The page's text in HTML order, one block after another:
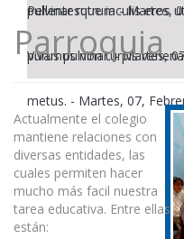
pulvinar rutrum-Martes,
Pellentesque iaculis eros
purus pulvinar.-Martes,
Vivamus non turpis
metus. - Martes, 07,
Parroquia
Actualmente el colegio
mantiene relaciones con
diversas entidades, las
cuales permiten hacer
mucho más facil nuestra
tarea educativa. Entre ellas
están: